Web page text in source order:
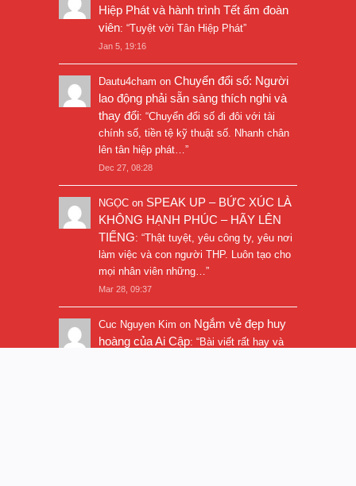
Hiệp Phát và hành trình Tết ấm đoàn
viên: “Tuyệt vời Tân Hiệp Phát”
Jan 5, 19:16
Dautu4cham on Chuyển đổi số: Người
lao động phải sẵn sàng thích nghi và
thay đổi: “Chuyển đổi số đi đôi với tài
chính số, tiền tệ kỹ thuật số. Nhanh chân
lên tân hiệp phát… ”
Dec 27, 08:28
NGỌC on SPEAK UP – BỨC XÚC LÀ
KHÔNG HẠNH PHÚC – HÃY LÊN
TIẾNG: “Thật tuyệt, yêu công ty, yêu nơi
làm việc và con người THP. Luôn tạo cho
mọi nhân viên những… ”
Mar 28, 09:37
Cuc Nguyen Kim on Ngắm vẻ đẹp huy
hoàng của Ai Cập: “Bài viết rất hay và